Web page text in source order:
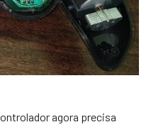
agora precisa